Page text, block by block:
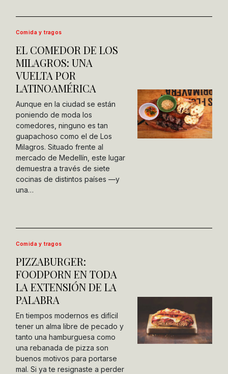
Comida y tragos
EL COMEDOR DE LOS
MILAGROS: UNA
VUELTA POR
LATINOAMÉRICA
Aunque en la ciudad se están
poniendo de moda los
comedores, ninguno es tan
guapachoso como el de Los
Milagros. Situado frente al
mercado de Medellín, este lugar
demuestra a través de siete
cocinas de distintos países —y
una…
Comida y tragos
PIZZABURGER:
FOODPORN EN TODA
LA EXTENSIÓN DE LA
PALABRA
En tiempos modernos es difícil
tener un alma libre de pecado y
tanto una hamburguesa como
una rebanada de pizza son
buenos motivos para portarse
mal. Si ya te resignaste a perder